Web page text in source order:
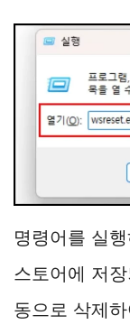
명령어를 실
스토어에 저
동으로 삭제